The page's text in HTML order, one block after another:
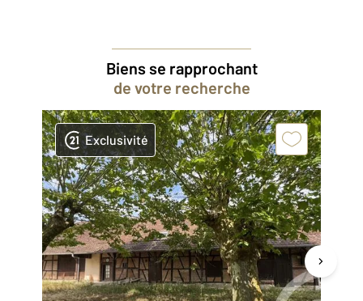
Biens se rapprochant
de votre recherche
Exclusivité